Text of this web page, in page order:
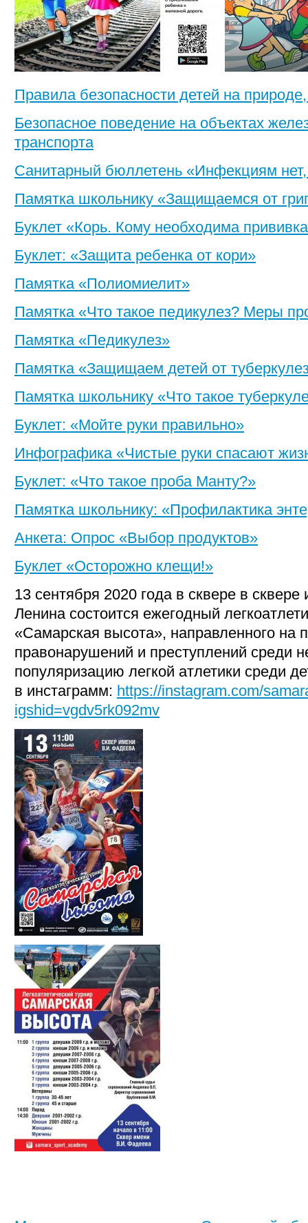
Правила безопасности детей на
Безопасное поведение на объектах
транспорта
Санитарный бюллетень «Инфекциям
Памятка школьнику «Защищаемся от
Буклет «Корь. Кому необходима
Буклет: «Защита ребенка от кори»
Памятка «Полиомиелит»
Памятка «Что такое педикулез? Меры
Памятка «Педикулез»
Памятка «Защищаем детей от
Памятка школьнику «Что такое
Буклет: «Мойте руки правильно»
Инфографика «Чистые руки спасают
Буклет: «Что такое проба Манту?»
Памятка школьнику: «Профилактика
Анкета: Опрос «Выбор продуктов»
Буклет «Осторожно клещи!»
13 сентября 2020 года в сквере в
Ленина состоится ежегодный
«Самарская высота», направленного на
правонарушений и преступлений среди
популяризацию легкой атлетики среди
в инстаграмм: https://instagram.com/
igshid=vgdv5rk092mv